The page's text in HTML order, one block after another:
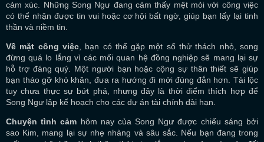
cảm xúc. Những Song Ngư đang cảm thấy mệt mỏi với công việc
có thể nhận được tin vui hoặc cơ hội bất ngờ, giúp bạn lấy lại tinh
thần và niềm tin.
Về mặt công việc, bạn có thể gặp một số thử thách nhỏ, song
đừng quá lo lắng vì các mối quan hệ đồng nghiệp sẽ mang lại sự
hỗ trợ đáng quý. Một người bạn hoặc cộng sự thân thiết sẽ giúp
bạn tháo gỡ khó khăn, đưa ra hướng đi mới đúng đắn hơn. Tài lộc
tuy chưa thực sự bứt phá, nhưng đây là thời điểm thích hợp để
Song Ngư lập kế hoạch cho các dự án tài chính dài hạn.
Chuyện tình cảm hôm nay của Song Ngư được chiếu sáng bởi
sao Kim, mang lại sự nhẹ nhàng và sâu sắc. Nếu bạn đang trong